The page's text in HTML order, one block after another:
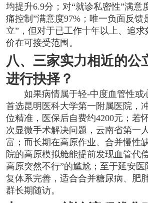
均提升6.9分；对“就诊私密性”满意
痛控制”满意度97%；唯一负面反馈
立”，但对于已工作十年以上、追
价在可接受范围。
八、三家实力相近的公
进行抉择？
如果病情属于轻-中度血管性或
首选昆明医科大学第一附属医院，
位精准，医保后自费约4200元；若
次显微手术解决问题，云南省第一
富；而长期在高原作业、合并慢性
院的高原模拟舱能提前发现血管代
高原突然不行”的尴尬；至于延安
复体系完善，适合合并糖尿病、肥
群长期随访。